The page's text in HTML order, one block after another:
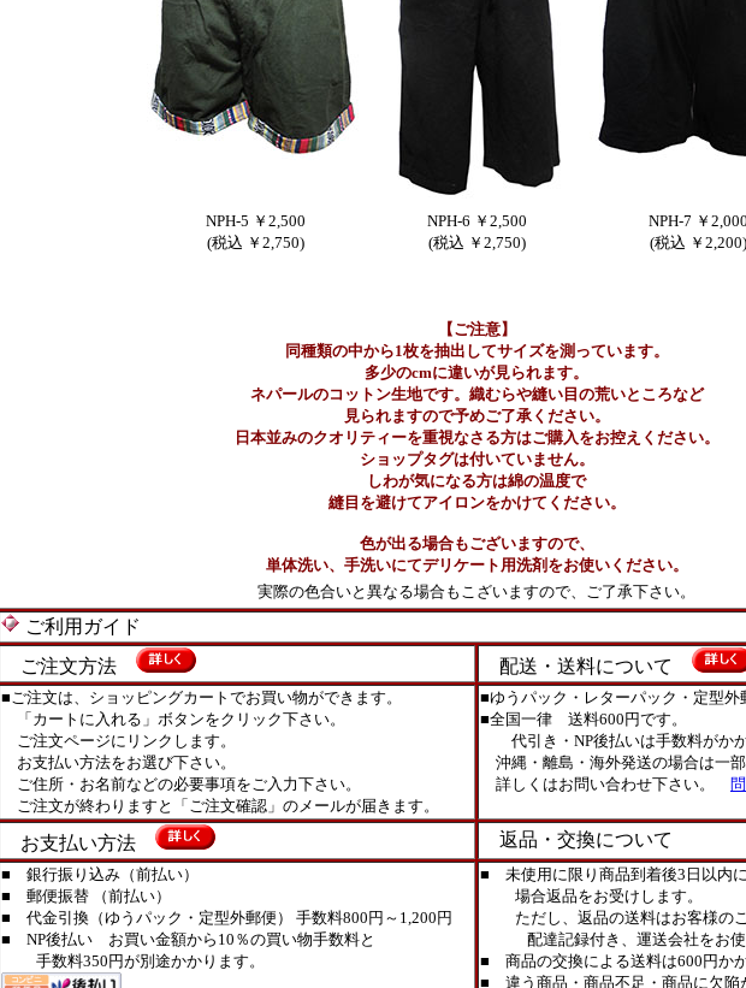
NPH-5 ￥2,500
(税込 ￥2,750)
NPH-6 ￥2,500
(税込 ￥2,750)
NPH-7 ￥
(税込 ￥2,200)
【ご注意】
同種類の中から1枚を抽出してサイズを測っています。
多少のcmに違いが見られます。
ネパールのコットン生地です。織むらや縫い目の荒いところなど
見られますので予めご了承ください。
日本並みのクオリティーを重視なさる方はご購入をお控えください。
ショップタグは付いていません。
しわが気になる方は綿の温度で
縫目を避けてアイロンをかけてください。
色が出る場合もございますので、
単体洗い、手洗いにてデリケート用洗剤をお使いください。
実際の色合いと異なる場合もこざいますので、ご了承下さい。
ご利用ガイド
ご注文方法
配送・送料について
■ご注文は、ショッピングカートでお買い物ができます。
「カートに入れる」ボタンをクリック下さい。
ご注文ページにリンクします。
お支払い方法をお選び下さい。
ご住所・お名前などの必要事項をご入力下さい。
ご注文が終わりますと「ご注文確認」のメールが届きます。
■ゆうパック・レターパック・定型外
■全国一律 送料600円です。
代引き・NP後払いは手数料がか
沖縄・離島・海外発送の場合は一
詳しくはお問い合わせ下さい。
お支払い方法 返品・交換について
■ 銀行振り込み（前払い）
■ 郵便振替 （前払い）
■ 代金引換（ゆうパック・定型外郵便） 手数料800円～1,200円
■ NP後払い お買い金額から10％の買い物手数料と
手数料350円が別途かかります。
■ 未使用に限り商品到着後3日以内
場合返品をお受けします。
ただし、返品の送料はお客様の
配達記録付き、運送会社をお使
■ 商品の交換による送料は600円か
■ 違う商品・商品不足・商品に欠陥